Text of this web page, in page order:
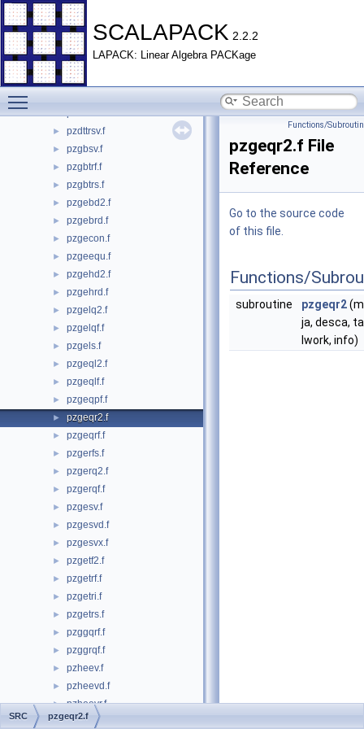
SCALAPACK 2.2.2
LAPACK: Linear Algebra PACKage
► pzdbtrsv.f
► pzdotc.c
► pzdotu.c
► pzdrscl.f
► pzdtsv.f
► pzdttrs.f
► pzdttrsv.f
► pzgbsv.f
► pzgbtrf.f
► pzgbtrs.f
► pzgebd2.f
► pzgebrd.f
► pzgecon.f
► pzgeequ.f
► pzgehd2.f
► pzgehrd.f
► pzgelq2.f
► pzgelqf.f
► pzgels.f
► pzgeql2.f
► pzgeqlf.f
► pzgeqpf.f
► pzgeqr2.f
► pzgeqrf.f
► pzgerfs.f
► pzgerq2.f
► pzgerqf.f
► pzgesv.f
► pzgesvd.f
► pzgesvx.f
► pzgetf2.f
► pzgetrf.f
► pzgetri.f
► pzgetrs.f
► pzggqrf.f
► pzggrqf.f
► pzheev.f
► pzheevd.f
► pzheevr.f
► pzheevx.f
Functions/
pzgeqr2.f File
Reference
Go to the source code
of this file.
Functions/
subroutine pzgeqr2
ja, desca,
lwork, info)
SRC pzgeqr2.f